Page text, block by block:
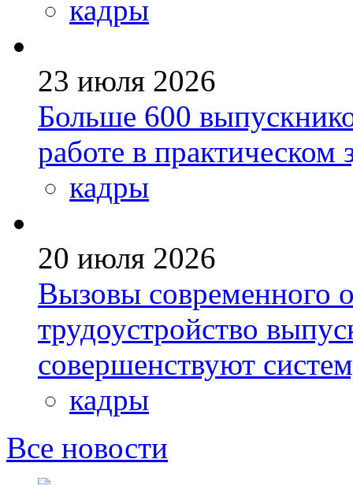
кадры
23 июля 2026
Больше 600
работе в практическом
кадры
20 июля 2026
Вызовы современного
трудоустройство
совершенствуют
кадры
Все новости